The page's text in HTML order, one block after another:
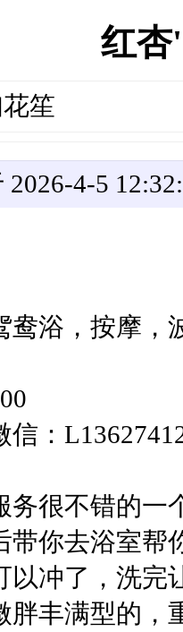
红杏
花笙
2026-4-5
鸯浴，按摩
信：
务很不错的
带你去浴室帮
以冲了，洗完
胖丰满型的，